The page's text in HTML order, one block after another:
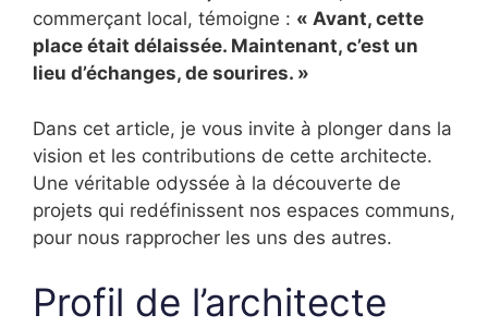
commerçant local, témoigne : « Avant, cette
place était délaissée. Maintenant, c’est un
lieu d’échanges, de sourires. »
Dans cet article, je vous invite à plonger dans la
vision et les contributions de cette architecte.
Une véritable odyssée à la découverte de
projets qui redéfinissent nos espaces communs,
pour nous rapprocher les uns des autres.
Profil de l’architecte